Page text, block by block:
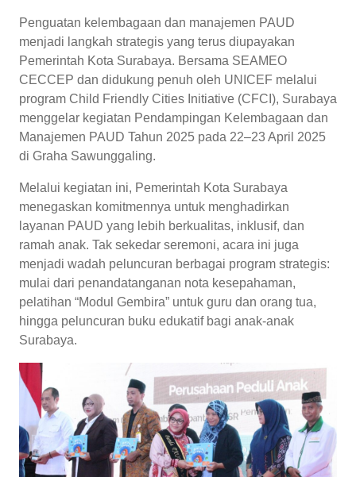
Penguatan kelembagaan dan manajemen PAUD
menjadi langkah strategis yang terus diupayakan
Pemerintah Kota Surabaya. Bersama SEAMEO
CECCEP dan didukung penuh oleh UNICEF melalui
program Child Friendly Cities Initiative (CFCI), Surabaya
menggelar kegiatan Pendampingan Kelembagaan dan
Manajemen PAUD Tahun 2025 pada 22–23 April 2025
di Graha Sawunggaling.
Melalui kegiatan ini, Pemerintah Kota Surabaya
menegaskan komitmennya untuk menghadirkan
layanan PAUD yang lebih berkualitas, inklusif, dan
ramah anak. Tak sekedar seremoni, acara ini juga
menjadi wadah peluncuran berbagai program strategis:
mulai dari penandatanganan nota kesepahaman,
pelatihan “Modul Gembira” untuk guru dan orang tua,
hingga peluncuran buku edukatif bagi anak-anak
Surabaya.